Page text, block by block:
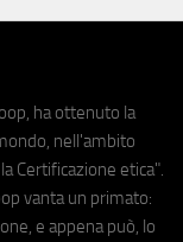
ha ottenuto la
nell'ambito
Certificazione etica".
vanta un primato:
e appena può, lo